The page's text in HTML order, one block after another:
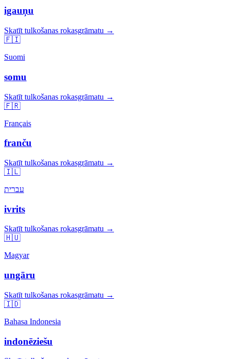
igauņu
Skatīt tulkošanas rokasgrāmatu →
🇫🇮
Suomi
somu
Skatīt tulkošanas rokasgrāmatu →
🇫🇷
Français
franču
Skatīt tulkošanas rokasgrāmatu →
🇮🇱
עברית
ivrits
Skatīt tulkošanas rokasgrāmatu →
🇭🇺
Magyar
ungāru
Skatīt tulkošanas rokasgrāmatu →
🇮🇩
Bahasa Indonesia
indonēziešu